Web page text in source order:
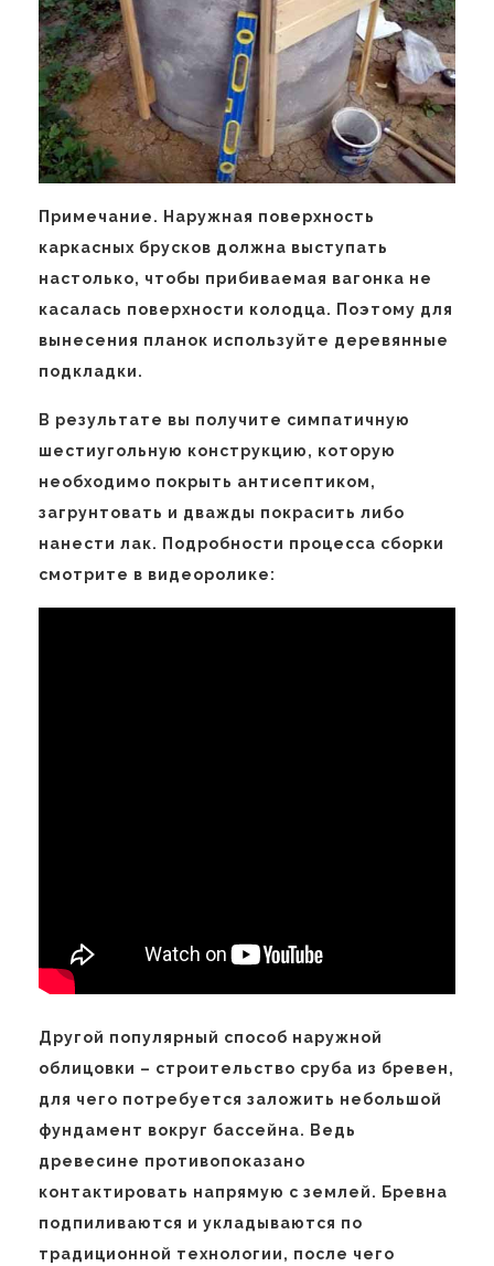
Примечание. Наружная поверхность
каркасных брусков должна выступать
настолько, чтобы прибиваемая вагонка не
касалась поверхности колодца. Поэтому для
вынесения планок используйте деревянные
подкладки.
В результате вы получите симпатичную
шестиугольную конструкцию, которую
необходимо покрыть антисептиком,
загрунтовать и дважды покрасить либо
нанести лак. Подробности процесса сборки
смотрите в видеоролике:
Другой популярный способ наружной
облицовки – строительство сруба из бревен,
для чего потребуется заложить небольшой
фундамент вокруг бассейна. Ведь
древесине противопоказано
контактировать напрямую с землей. Бревна
подпиливаются и укладываются по
традиционной технологии, после чего